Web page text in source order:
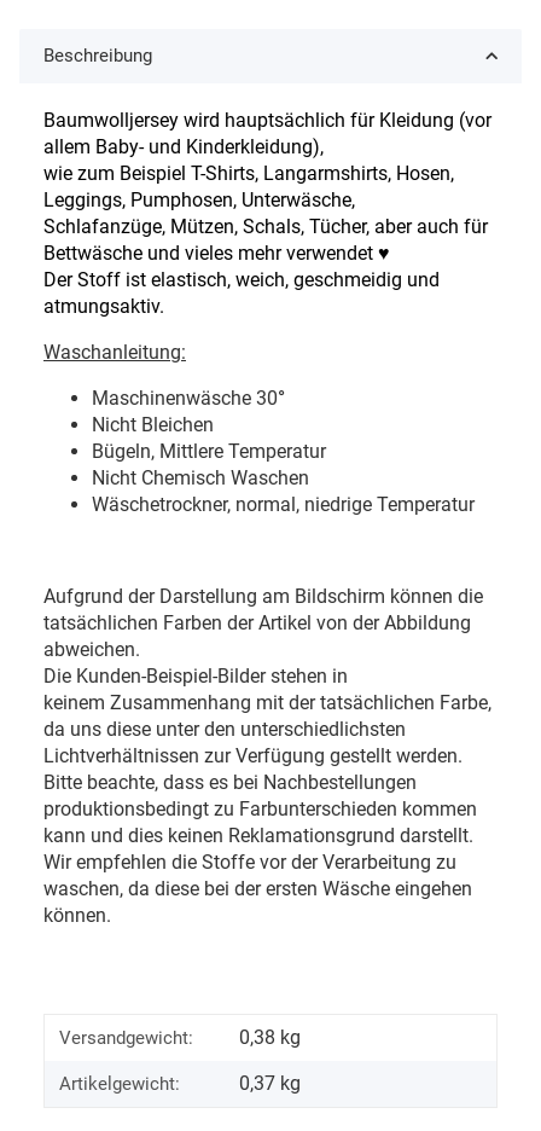
Beschreibung
Baumwolljersey wird hauptsächlich für Kleidung (vor
allem Baby- und Kinderkleidung),
wie zum Beispiel T-Shirts, Langarmshirts, Hosen,
Leggings, Pumphosen, Unterwäsche,
Schlafanzüge, Mützen, Schals, Tücher, aber auch für
Bettwäsche und vieles mehr verwendet ♥
Der Stoff ist elastisch, weich, geschmeidig und
atmungsaktiv.
Waschanleitung:
Maschinenwäsche 30°
Nicht Bleichen
Bügeln, Mittlere Temperatur
Nicht Chemisch Waschen
Wäschetrockner, normal, niedrige Temperatur
Aufgrund der Darstellung am Bildschirm können die
tatsächlichen Farben der Artikel von der Abbildung
abweichen.
Die Kunden-Beispiel-Bilder stehen in
keinem Zusammenhang mit der tatsächlichen Farbe,
da uns diese unter den unterschiedlichsten
Lichtverhältnissen zur Verfügung gestellt werden.
Bitte beachte, dass es bei Nachbestellungen
produktionsbedingt zu Farbunterschieden kommen
kann und dies keinen Reklamationsgrund darstellt.
Wir empfehlen die Stoffe vor der Verarbeitung zu
waschen, da diese bei der ersten Wäsche eingehen
können.
Versandgewicht: 0,38 kg
Artikelgewicht: 0,37 kg